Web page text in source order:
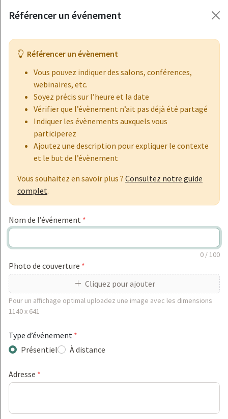
FormaPro S’inscrire
À ne pas louper…
Événementssur FormaPro
Aujourd’hui À partir de08/08/2026
Référencer un événement
SEPT.
8
Semaine de l'apprentissage numérique
08/09/26 08:00 - 11/09/26 23:00
Nouveauté / innovation ✨
Événement / Salon
Veille innovation pédagogique 🤓
0
Référencer un événement
Référencer un évènement
Vous pouvez indiquer des salons, conférences,
webinaires, etc.
Soyez précis sur l’heure et la date
Vérifier que l’évènement n’ait pas déjà été partagé
Indiquer les évènements auxquels vous
participerez
Ajoutez une description pour expliquer le contexte
et le but de l’évènement
Vous souhaitez en savoir plus ? Consultez notre guide
complet.
Nom de l’événement *
0 / 100
Photo de couverture *
Cliquez pour ajouter
Pour un affichage optimal uploadez une image avec les dimensions
1140 x 641
Type d’événement *
Présentiel
À distance
Adresse *